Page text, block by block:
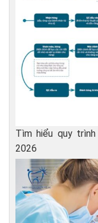
Tìm hiểu quy
2026